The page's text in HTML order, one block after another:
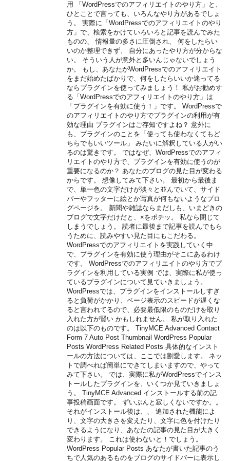
用 「WordPressでのアフィリエイトのやり方」と、
ひとことで言っても、いろんなやり方があるでしょ
う。 実際に「WordPressでのアフィリエイトのやり
方」で、検索をかけていろいろと記事を読んでみた
ものの、 情報量の多さに圧倒され、 何をしたらい
いのか整理できず、 自分にあったやり方が分からな
い。 そういう人が意外と多いんじゃないでしょう
か。 もし、あなたがWordPressでのアフィリエイト
をまだ始めたばかりで、何をしたらいいか迷ってる
ならプラグインを使ってみましょう！ 私がお勧めす
る「WordPressでのアフィリエイトのやり方」は
「プラグインを有効に使う！」です。 WordPressで
のアフィリエイトのやり方でプラグインの利用が有
効な理由 プラグインはご存知ですよね？ 意外に
も、プラグインのことを「使っても使わなくてもど
ちらでもいいツール」 みたいに解釈している人がい
るのは驚きです。 ではなぜ、WordPressでのアフィ
リエイトのやり方で、プラグインを有効に使うのが
重要になるのか？ あなたのブログの見た目が変わる
からです。 想像してみて下さい。 最初から最後ま
で、単一色の文字だけが淡々と並んでいて、サイド
バーやフッターに絵とか写真が何もないようなブロ
グページを。 新聞や雑誌ならまだしも、いまどきの
ブログで文字だけだと、×をポチッ。 私なら閉じて
しまうでしょう。 読者に最後まで記事を読んでもら
うために、読みやすい見た目にもこだわる。
WordPressでのアフィリエイトを実践していく中
で、プラグインを有効に使う理由がそこにあるわけ
です。 WordPressでのアフィリエイトのやり方でプ
ラグインを利用している実例 では、実際に私が使っ
ているプラグインについて見ていきましょう。
WordPressでは、プラグインをインストールしすぎ
ると負荷がかかり、ページ表示のスピードが遅くな
ると言われてるので、必要最低限のものだけを取り
入れた方が賢い かもしれません。 私が取り入れた
のは以下のものです。 TinyMCE Advanced Contact
Form 7 Auto Post Thumbnail WordPress Popular
Posts WordPress Related Posts 具体的なインスト
ールの方法については、ここでは割愛します。 ネッ
トで調べれば簡単にできてしまいますので、やって
みて下さい。 では、実際に私がWordPressでインス
トールしたプラグインを、いくつか見ていきましょ
う。 TinyMCE Advanced インストールする前の記
事投稿画面です。 ずいぶんと寂しくないですか。。
それがインストール後は、、 追加された機能によ
り、文字の大きさを変えたり、文字に色を付けたり
できるようになり、あなたの記事の見た目が大きく
変わります。 これは使わないと！でしょう。
WordPress Popular Posts あなたが書いた記事のう
ちで人気のあるものをブログのサイドバーに表示し